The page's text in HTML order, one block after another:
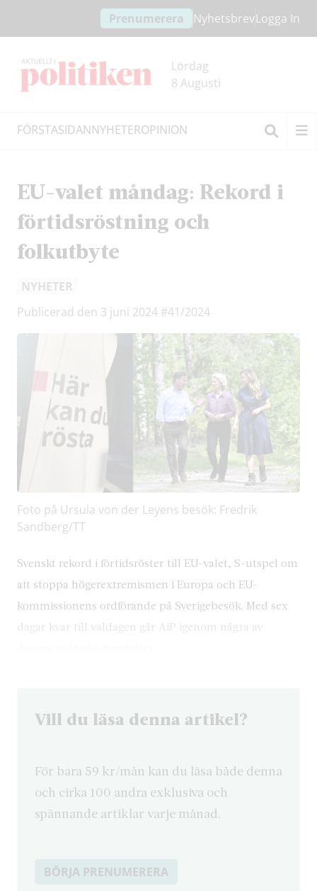
innehållet
headern
Prenumerera NyhetsbrevLogga In
Lördag
8 Augusti
FÖRSTASIDANNYHETEROPINION
EU-valet måndag: Rekord i
förtidsröstning och
folkutbyte
NYHETER
Publicerad den 3 juni 2024 #41/2024
Foto på Ursula von der Leyens besök: Fredrik
Sandberg/TT
Svenskt rekord i förtidsröster till EU-valet, S-utspel om
att stoppa högerextremismen i Europa och EU-
kommissionens ordförande på Sverigebesök. Med sex
dagar kvar till valdagen går AiP igenom några av
Vill du läsa denna artikel?
För bara 59 kr/mån kan du läsa både denna
och cirka 100 andra exklusiva och
spännande artiklar varje månad.
BÖRJA PRENUMERERA